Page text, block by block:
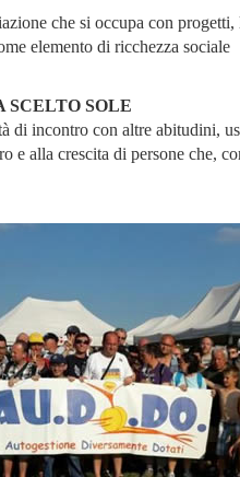
che si occupa con
elemento di ricchezza sociale
SCELTO SOLE
di incontro con altre abitudini,
e alla crescita di persone che,